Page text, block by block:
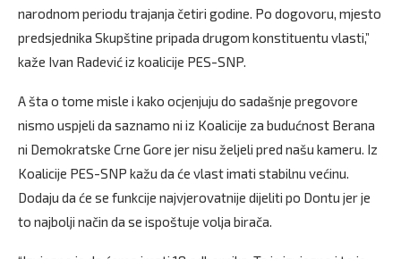
narodnom periodu trajanja četiri godine. Po dogovoru, mjesto
predsjednika Skupštine pripada drugom konstituentu vlasti,”
kaže Ivan Radević iz koalicije PES-SNP.
A šta o tome misle i kako ocjenjuju do sadašnje pregovore
nismo uspjeli da saznamo ni iz Koalicije za budućnost Berana
ni Demokratske Crne Gore jer nisu željeli pred našu kameru. Iz
Koalicije PES-SNP kažu da će vlast imati stabilnu većinu.
Dodaju da će se funkcije najvjerovatnije dijeliti po Dontu jer je
to najbolji način da se ispoštuje volja birača.